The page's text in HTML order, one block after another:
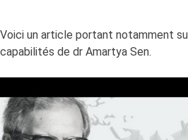
Voici un article portant notamment
capabilités de dr Amartya Sen.